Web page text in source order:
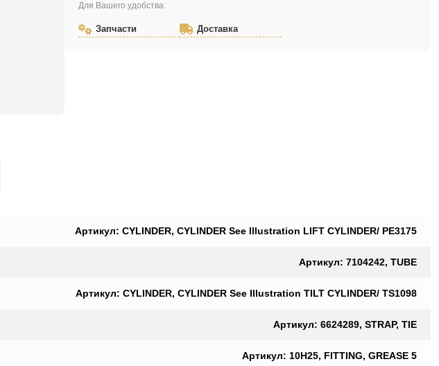
Для Вашего удобства:
Запчасти Доставка
Артикул: CYLINDER, CYLINDER See Illustration LIFT CYLINDER/ PE3175
Артикул: 7104242, TUBE
Артикул: CYLINDER, CYLINDER See Illustration TILT CYLINDER/ TS1098
Артикул: 6624289, STRAP, TIE
Артикул: 10H25, FITTING, GREASE 5